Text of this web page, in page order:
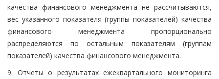
качества финансового менеджмента не рассчитываются,
вес указанного показателя (группы показателей) качества
финансового менеджмента пропорционально
распределяются по остальным показателям (группам
показателей) качества финансового менеджмента.
9. Отчеты о результатах ежеквартального мониторинга